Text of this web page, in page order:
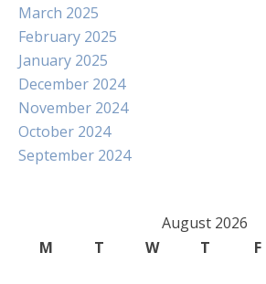
March 2025
February 2025
January 2025
December 2024
November 2024
October 2024
September 2024
August 2026
M
T W T F